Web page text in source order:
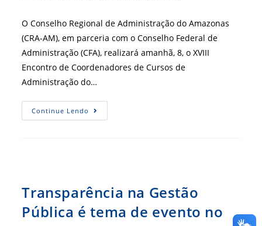
post:
O Conselho Regional de Administração do Amazonas
(CRA-AM), em parceria com o Conselho Federal de
Administração (CFA), realizará amanhã, 8, o XVIII
Encontro de Coordenadores de Cursos de
Administração do…
Continue Lendo XVIII
Encontro
Amazonas
Transparência na Gestão
Pública é tema de evento no